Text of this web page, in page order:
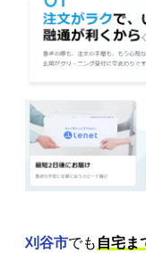
刈谷市でも 自宅ま